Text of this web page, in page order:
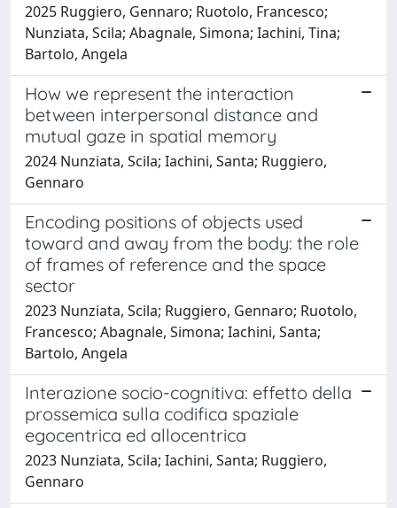
2025 Ruggiero, Gennaro; Ruotolo, Francesco;
Nunziata, Scila; Abagnale, Simona; Iachini, Tina;
Bartolo, Angela
How we represent the interaction
between interpersonal distance and
mutual gaze in spatial memory
2024 Nunziata, Scila; Iachini, Santa; Ruggiero,
Gennaro
Encoding positions of objects used
toward and away from the body: the role
of frames of reference and the space
sector
2023 Nunziata, Scila; Ruggiero, Gennaro; Ruotolo,
Francesco; Abagnale, Simona; Iachini, Santa;
Bartolo, Angela
Interazione socio-cognitiva: effetto della
prossemica sulla codifica spaziale
egocentrica ed allocentrica
2023 Nunziata, Scila; Iachini, Santa; Ruggiero,
Gennaro